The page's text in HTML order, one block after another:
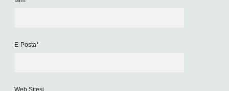
E-Posta*
Web Sitesi